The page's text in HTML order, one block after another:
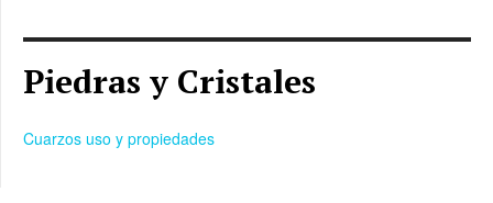
Piedras y Cristales
Cuarzos uso y propiedades